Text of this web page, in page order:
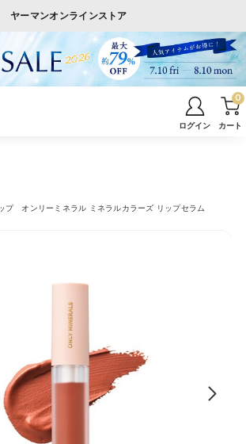
ヤーマンオンラインストア
ログイン カート
0
プ オンリーミネラル ミネラルカラーズ リップセラム